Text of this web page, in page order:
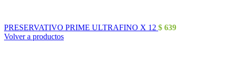
PRESERVATIVO PRIME ULTRAFINO X 12 $ 639
Volver a productos